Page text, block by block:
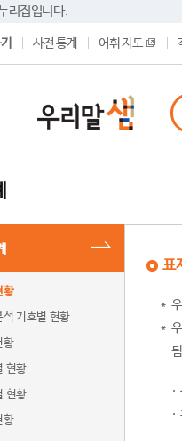
리집입니다.
사전 통계 어휘 지도
황
석 기호별 현황
황
현황
현황
황
표